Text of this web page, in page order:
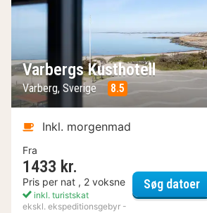
Varbergs Kusthotell
Varberg, Sverige 8.5
Inkl. morgenmad
Fra
1433 kr.
Pris per nat , 2 voksne
inkl. turistskat
ekskl. ekspeditionsgebyr -
Søg datoer